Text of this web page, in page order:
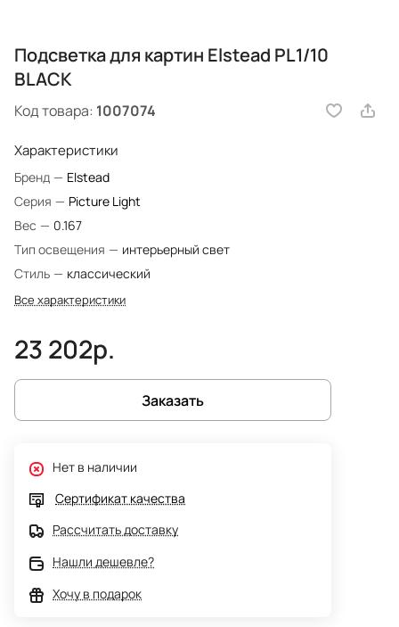
Подсветка для картин Elstead PL1/10
BLACK
Код товара: 1007074
Характеристики
Бренд — Elstead
Серия — Picture Light
Вес — 0.167
Тип освещения — интерьерный свет
Стиль — классический
Все характеристики
23 202р.
Заказать
Нет в наличии
Сертификат качества
Рассчитать доставку
Нашли дешевле?
Хочу в подарок